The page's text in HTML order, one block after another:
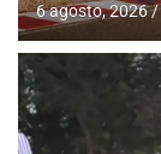
6 agosto, 2026